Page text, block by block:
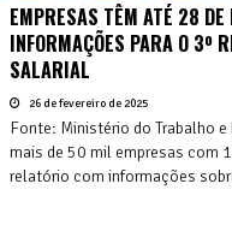
EMPRESAS TÊM ATÉ 28 DE
INFORMAÇÕES PARA O 3º
SALARIAL
26 de fevereiro de 2025
Fonte: Ministério do Trabalho
mais de 50 mil empresas com
relatório com informações